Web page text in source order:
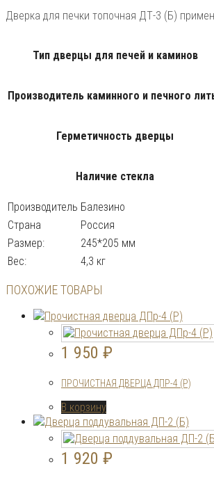
Дверка для печки топочная ДТ-3 (Б)
Тип дверцы для печей и каминов
Производитель каминного и печного
Герметичность дверцы
Наличие стекла
Производитель Балезино
Страна
Россия
Размер:
245*205 мм
Вес:
4,3 кг
ПОХОЖИЕ ТОВАРЫ
1 950 ₽
ПРОЧИСТНАЯ ДВЕРЦА ДПР-4 (Р)
В корзину
1 920 ₽